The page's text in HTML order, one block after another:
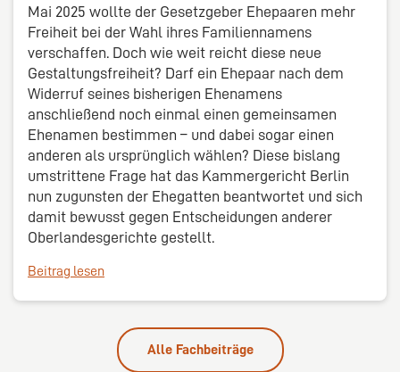
Mai 2025 wollte der Gesetzgeber Ehepaaren mehr
Freiheit bei der Wahl ihres Familiennamens
verschaffen. Doch wie weit reicht diese neue
Gestaltungsfreiheit? Darf ein Ehepaar nach dem
Widerruf seines bisherigen Ehenamens
anschließend noch einmal einen gemeinsamen
Ehenamen bestimmen – und dabei sogar einen
anderen als ursprünglich wählen? Diese bislang
umstrittene Frage hat das Kammergericht Berlin
nun zugunsten der Ehegatten beantwortet und sich
damit bewusst gegen Entscheidungen anderer
Oberlandesgerichte gestellt.
Beitrag lesen
Alle Fachbeiträge